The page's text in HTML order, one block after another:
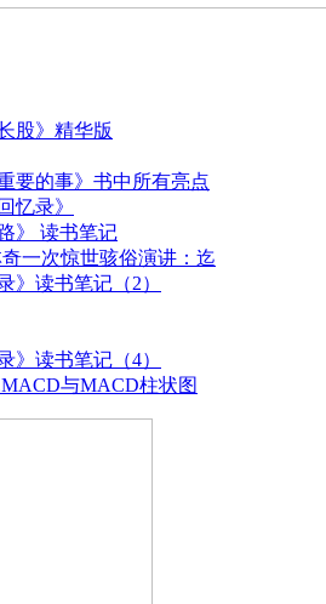
股》精华版
要的事》书中所有亮点
忆录》
》 读书笔记
一次惊世骇俗演讲：迄
》读书笔记（2）
》读书笔记（4）
与MACD柱状图